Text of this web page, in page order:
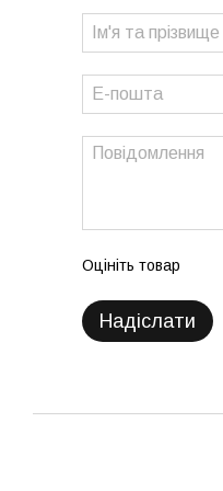
Оцініть товар
Надіслати